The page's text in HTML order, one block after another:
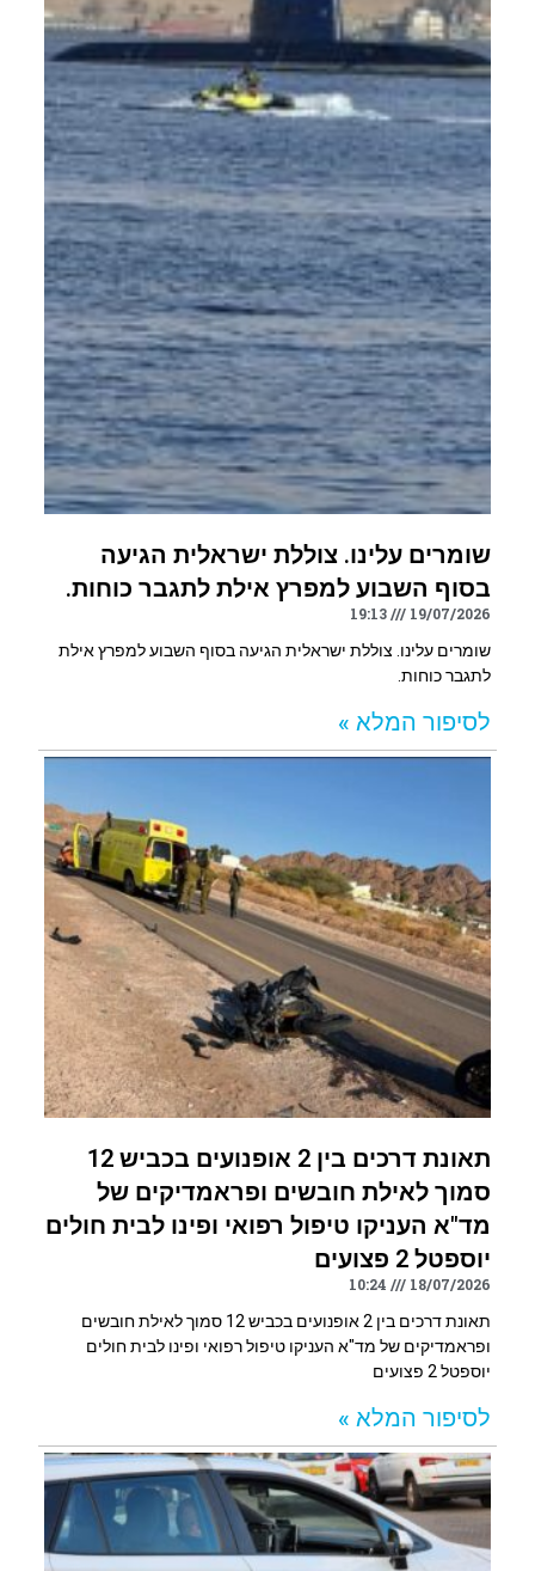
שומרים עלינו. צוללת ישראלית הגיעה
בסוף השבוע למפרץ אילת לתגבר כוחות.
19/07/2026
19:13
שומרים עלינו. צוללת ישראלית הגיעה בסוף השבוע למפרץ אילת
לתגבר כוחות.
לסיפור המלא »
תאונת דרכים בין 2 אופנועים בכביש 12
סמוך לאילת חובשים ופראמדיקים של
מד"א העניקו טיפול רפואי ופינו לבית חולים
יוספטל 2 פצועים
18/07/2026
תאונת דרכים בין 2 אופנועים בכביש 12 סמוך לאילת חובשים
ופראמדיקים של מד"א העניקו טיפול רפואי ופינו לבית חולים
יוספטל 2 פצועים
לסיפור המלא »